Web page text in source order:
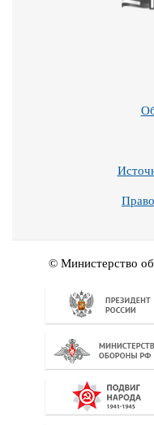
© Министерство